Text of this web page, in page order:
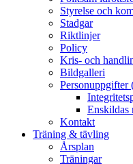
Styrelse och
Stadgar
Riktlinjer
Policy
Kris- och
Bildgalleri
Personuppgifter
Enskildas
Kontakt
Träning & tävling
Årsplan
Träningar